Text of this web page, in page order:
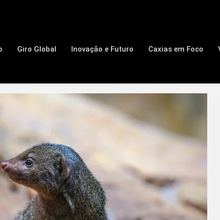
Giro Global Inovação e Futuro Caxias em Foco